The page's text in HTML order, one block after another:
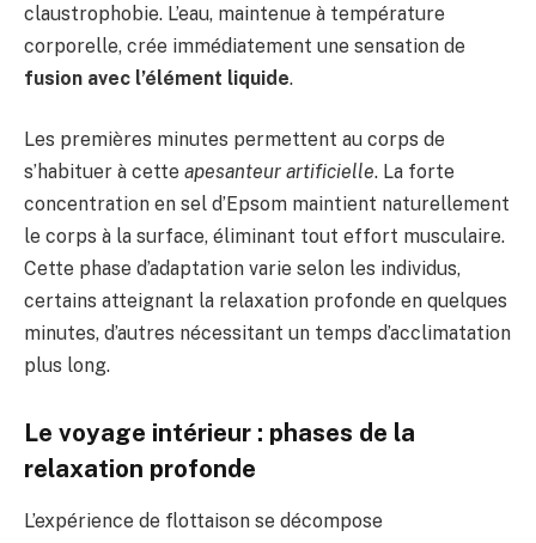
claustrophobie. L’eau, maintenue à température
corporelle, crée immédiatement une sensation de
fusion avec l’élément liquide.
Les premières minutes permettent au corps de
s’habituer à cette apesanteur artificielle. La forte
concentration en sel d’Epsom maintient naturellement
le corps à la surface, éliminant tout effort musculaire.
Cette phase d’adaptation varie selon les individus,
certains atteignant la relaxation profonde en quelques
minutes, d’autres nécessitant un temps d’acclimatation
plus long.
Le voyage intérieur : phases de la
relaxation profonde
L’expérience de flottaison se décompose